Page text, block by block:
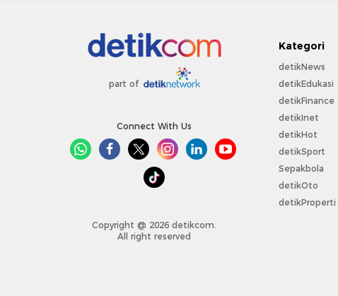
part of
Connect With Us
Copyright @ 2026 detikcom.
All right reserved
Kategori
detikNews
detikEdukasi
detikFinance
detikInet
detikHot
detikSport
Sepakbola
detikOto
detikProperti